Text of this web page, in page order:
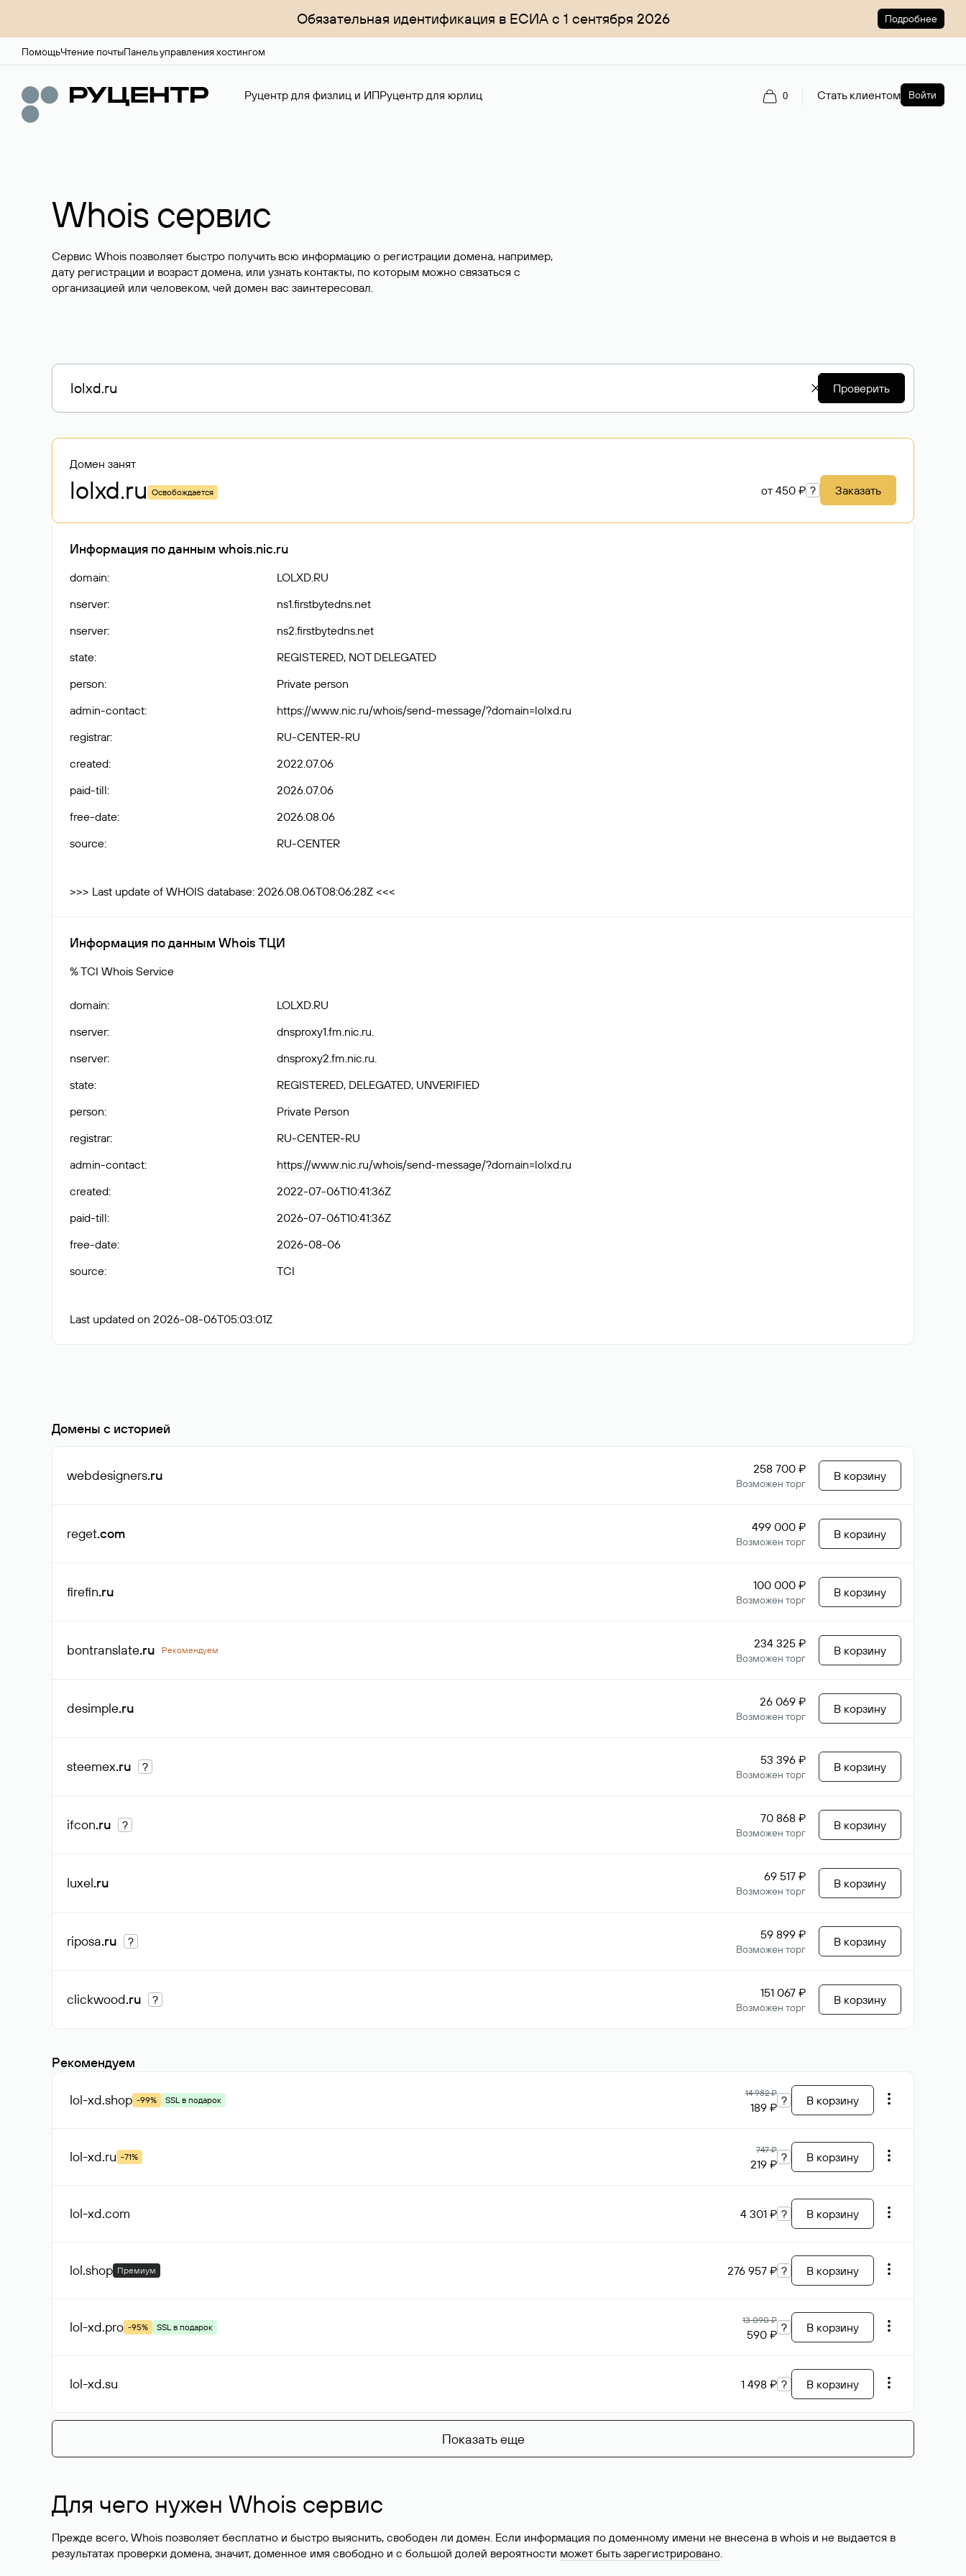
Обязательная идентификация в ЕСИА с 1 сентября 2026 Подробнее
ПомощьЧтение почтыПанель управления хостингом
Руцентр для физлиц и ИПРуцентр для юрлиц 0 Стать клиентом Войти
Whois сервис
Сервис Whois позволяет быстро получить всю информацию о регистрации домена, например,
дату регистрации и возраст домена, или узнать контакты, по которым можно связаться с
организацией или человеком, чей домен вас заинтересовал.
Проверить
Домен занят
lolxd.ru Освобождается от 450 ₽ ? Заказать
Информация по данным whois.nic.ru
domain:
LOLXD.RU
nserver:
ns1.firstbytedns.net
nserver:
ns2.firstbytedns.net
state:
REGISTERED, NOT DELEGATED
person:
Private person
admin-contact:
https://www.nic.ru/whois/send-message/?domain=lolxd.ru
registrar:
RU-CENTER-RU
created:
2022.07.06
paid-till:
2026.07.06
free-date:
2026.08.06
source: RU-CENTER
>>> Last update of WHOIS database: 2026.08.06T08:06:28Z <<<
Информация по данным Whois ТЦИ
% TCI Whois Service
domain:
LOLXD.RU
nserver:
dnsproxy1.fm.nic.ru.
nserver:
dnsproxy2.fm.nic.ru.
state:
REGISTERED, DELEGATED, UNVERIFIED
person:
Private Person
registrar:
RU-CENTER-RU
admin-contact:
https://www.nic.ru/whois/send-message/?domain=lolxd.ru
created:
2022-07-06T10:41:36Z
paid-till:
2026-07-06T10:41:36Z
free-date:
2026-08-06
source: TCI
Last updated on 2026-08-06T05:03:01Z
Домены с историей
webdesigners.ru 258 700 ₽
Возможен торг
В корзину
reget.com 499 000 ₽
Возможен торг
В корзину
firefin.ru 100 000 ₽
Возможен торг
В корзину
bontranslate.ru Рекомендуем 234 325 ₽
Возможен торг
В корзину
desimple.ru 26 069 ₽
Возможен торг
В корзину
steemex.ru ? 53 396 ₽
Возможен торг
В корзину
ifcon.ru ? 70 868 ₽
Возможен торг
В корзину
luxel.ru 69 517 ₽
Возможен торг
В корзину
riposa.ru ? 59 899 ₽
Возможен торг
В корзину
clickwood.ru ? 151 067 ₽
Возможен торг
В корзину
Рекомендуем
lol-xd.shop -99% SSL в подарок
14 982 ₽
189 ₽ ? В корзину
lol-xd.ru -71%
747 ₽
219 ₽ ? В корзину
lol-xd.com 4 301 ₽ ? В корзину
lol.shop Премиум 276 957 ₽ ? В корзину
lol-xd.pro -95% SSL в подарок
13 090 ₽
590 ₽ ? В корзину
lol-xd.su 1 498 ₽ ? В корзину
Показать еще
Для чего нужен Whois сервис
Прежде всего, Whois позволяет бесплатно и быстро выяснить, свободен ли домен. Если информация по доменному имени не внесена в whois и не выдается в
результатах проверки домена, значит, доменное имя свободно и с большой долей вероятности может быть зарегистрировано.